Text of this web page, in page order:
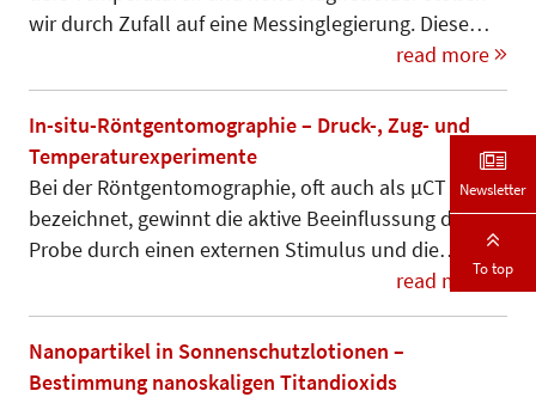
wir durch Zufall auf eine Messinglegierung. Diese…
read more
In-situ-Röntgentomographie – Druck-, Zug- und
Temperaturexperimente
Bei der Röntgentomographie, oft auch als µCT
bezeichnet, gewinnt die aktive Beeinflussung der
Probe durch einen externen Stimulus und die…
read more
Nanopartikel in Sonnenschutzlotionen –
Bestimmung nanoskaligen Titandioxids
Newsletter
To top